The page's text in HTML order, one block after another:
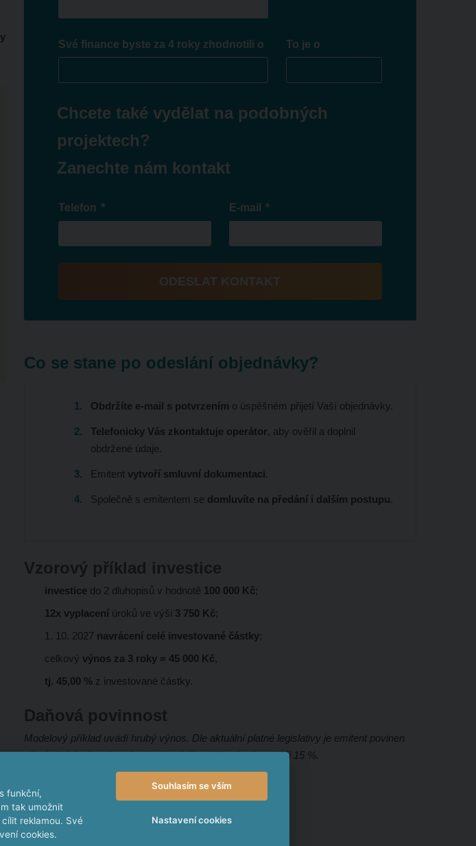
Své finance byste za 4 roky zhodnotili o To je o
Chcete také vydělat na podobných
projektech?
Zanechte nám kontakt
Telefon * E-mail *
ODESLAT KONTAKT
odeslat.
Co se stane po odeslání objednávky?
Obdržíte e-mail s potvrzením o úspěšném přijetí Vaší objednávky.
Telefonicky Vás zkontaktuje operátor, aby ověřil a doplnil
obdržené údaje.
Emitent vytvoří smluvní dokumentaci.
Společně s emitentem se domluvíte na předání i dalším postupu.
Vzorový příklad investice
investice do 2 dluhopisů v hodnotě 100 000 Kč;
12x vyplacení úroků ve výši 3 750 Kč;
1. 10. 2027 navrácení celé investované částky;
celkový výnos za 3 roky = 45 000 Kč,
tj. 45,00 %z investované částky.
Daňová povinnost
Modelový příklad uvádí hrubý výnos. Dle aktuální platné legislativy je emitent povinen
při výplatě úrokového výnosu provádět srážku daně ve výši 15 %.
Výplata úroků
1. 7. 2026
funkční,
tak umožnit
reklamou. Své
cookies.
Souhlasím se vším
Nastavení cookies